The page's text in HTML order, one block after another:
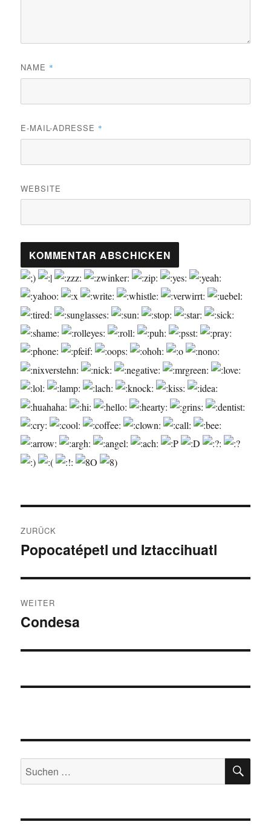
NAME *
E-MAIL-ADRESSE *
WEBSITE
ZURÜCK
Vorheriger
Popocatépetl und Iztaccihuatl
WEITER
Nächster
Condesa
Suchen
nach: